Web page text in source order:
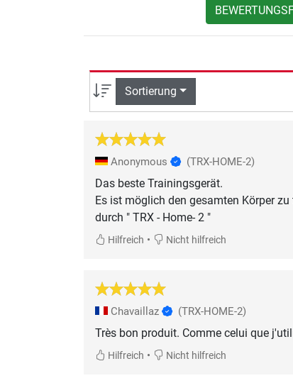
Sortierung
Anonymous (TRX-HOME-2)
Das beste Trainingsgerät.
Es ist möglich den gesamten Körper
durch " TRX - Home- 2 "
Hilfreich • Nicht hilfreich
Chavaillaz (TRX-HOME-2)
Très bon produit. Comme celui que
Hilfreich • Nicht hilfreich